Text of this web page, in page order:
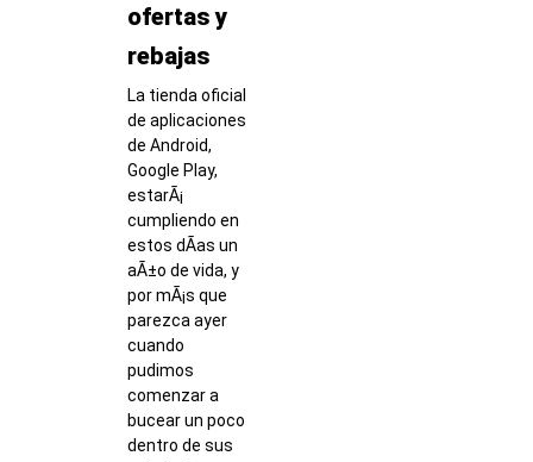
ofertas y
rebajas
La tienda oficial
de aplicaciones
de Android,
Google Play,
estarÃ¡
cumpliendo en
estos dÃ­as un
aÃ±o de vida, y
por mÃ¡s que
parezca ayer
cuando
pudimos
comenzar a
bucear un poco
dentro de sus